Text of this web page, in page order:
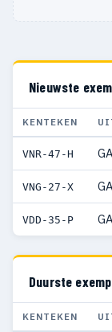
Nieuwste
KENTEKEN
VNR-47-H
VNG-27-X
VDD-35-P
Duurste
KENTEKEN